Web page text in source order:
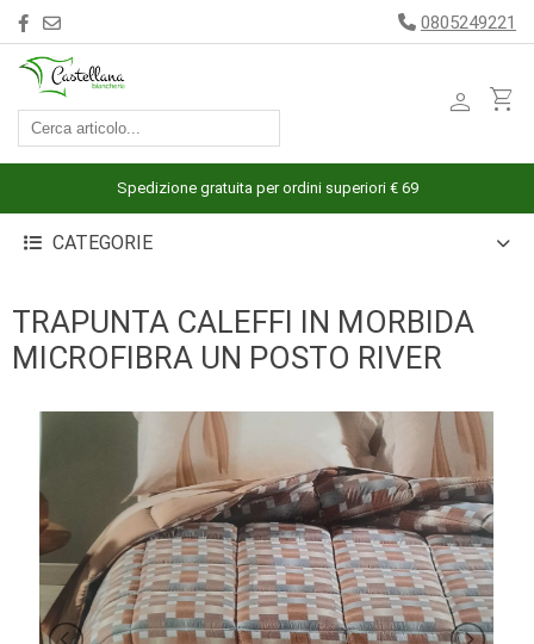
ACCESSORI
ARREDAMENTO
BIANCHERIA
CUCINA
INTIMO
PIGIAMERIA
BRAND
0805249221
person shopping_cart
Spedizione gratuita per ordini superiori € 69
CATEGORIE
TRAPUNTA CALEFFI IN MORBIDA
MICROFIBRA UN POSTO RIVER